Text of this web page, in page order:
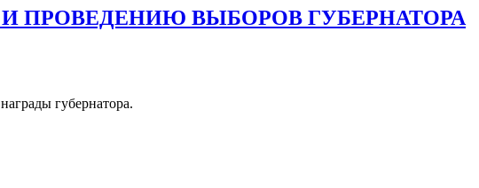
ПРОВЕДЕНИЮ ВЫБОРОВ ГУБЕРНАТОРА
губернатора.